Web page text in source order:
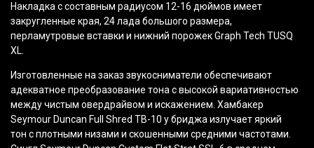
Накладка с составным радиусом 12-16 дюймов имеет
закругленные края, 24 лада большого размера,
перламутровые вставки и нижний порожек Graph Tech TUSQ
XL.
Изготовленные на заказ звукосниматели обеспечивают
адекватное преобразование тона с высокой вариативностью
между чистым овердрайвом и искажением. Хамбакер
Seymour Duncan Full Shred TB-10 у бриджа излучает яркий
тон с плотными низами и скошенными средними частотами.